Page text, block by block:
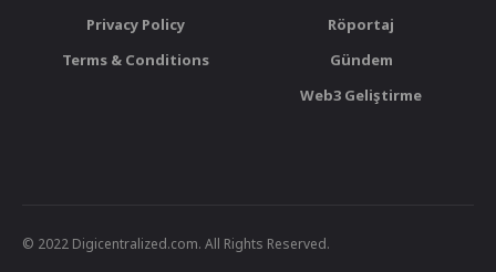
Privacy Policy
Terms & Conditions
Röportaj
Gündem
Web3 Geliştirme
© 2022 Digicentralized.com. All Rights Reserved.